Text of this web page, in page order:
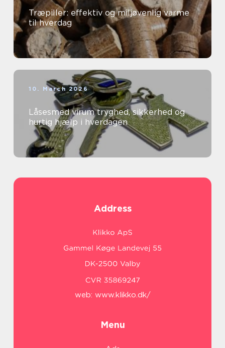
Træpiller: effektiv og miljøvenlig varme
til hverdag
10. March 2026
Låsesmed virum tryghed, sikkerhed og
hurtig hjælp i hverdagen
Address
web: www.klikko.dk/
Menu